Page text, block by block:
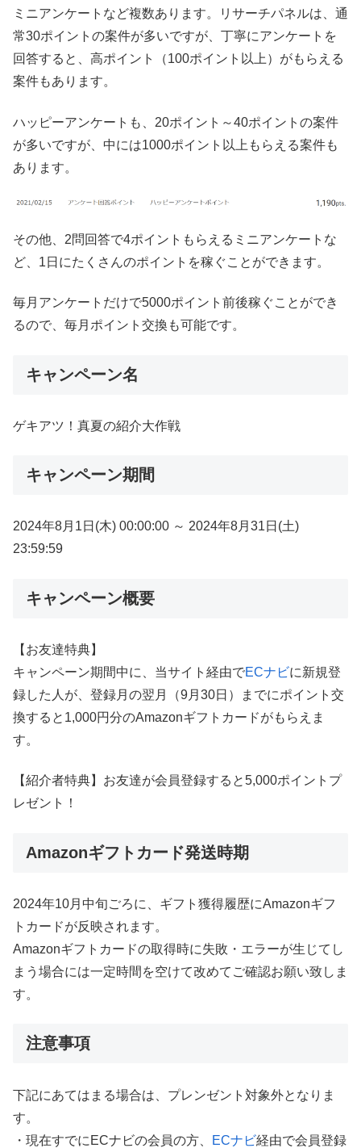
ミニアンケートなど複数あります。リサーチパネルは、通
常30ポイントの案件が多いですが、丁寧にアンケートを
回答すると、高ポイント（100ポイント以上）がもらえる
案件もあります。
ハッピーアンケートも、20ポイント～40ポイントの案件
が多いですが、中には1000ポイント以上もらえる案件も
あります。
その他、2問回答で4ポイントもらえるミニアンケートな
ど、1日にたくさんのポイントを稼ぐことができます。
毎月アンケートだけで5000ポイント前後稼ぐことができ
るので、毎月ポイント交換も可能です。
キャンペーン名
ゲキアツ！真夏の紹介大作戦
キャンペーン期間
2024年8月1日(木) 00:00:00 ～ 2024年8月31日(土)
23:59:59
キャンペーン概要
【お友達特典】
キャンペーン期間中に、当サイト経由でECナビに新規登
録した人が、登録月の翌月（9月30日）までにポイント交
換すると1,000円分のAmazonギフトカードがもらえま
す。
【紹介者特典】お友達が会員登録すると5,000ポイントプ
レゼント！
Amazonギフトカード発送時期
2024年10月中旬ごろに、ギフト獲得履歴にAmazonギフ
トカードが反映されます。
Amazonギフトカードの取得時に失敗・エラーが生じてし
まう場合には一定時間を空けて改めてご確認お願い致しま
す。
注意事項
下記にあてはまる場合は、プレンゼント対象外となりま
す。
・現在すでにECナビの会員の方、
ECナビ経由で会員登録